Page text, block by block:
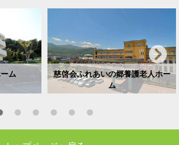
ム
慈啓会ふれあいの郷養護老人ホー
ム